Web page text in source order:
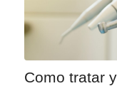
Como tratar